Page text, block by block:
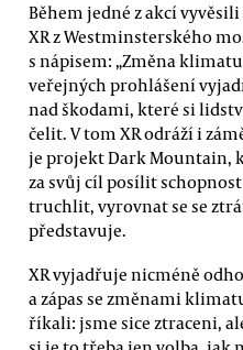
Během jedné z akcí
XR z Westminsterského
s nápisem: „Změna
veřejných prohlášení
nad škodami, které si
čelit. V tom XR odráží i
je projekt Dark Mountain,
za svůj cíl posílit
truchlit, vyrovnat se se
představuje.
XR vyjadřuje nicméně
a zápas se změnami
říkali: jsme sice ztraceni,